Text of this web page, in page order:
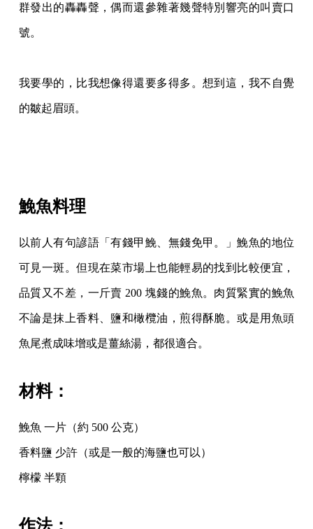
群發出的轟轟聲，偶而還參雜著幾聲特別響亮的叫賣口
號。
我要學的，比我想像得還要多得多。想到這，我不自覺
的皺起眉頭。
鮸魚料理
以前人有句諺語「有錢甲鮸、無錢免甲。」鮸魚的地位
可見一斑。但現在菜市場上也能輕易的找到比較便宜，
品質又不差，一斤賣 200 塊錢的鮸魚。肉質緊實的鮸魚
不論是抹上香料、鹽和橄欖油，煎得酥脆。或是用魚頭
魚尾煮成味增或是薑絲湯，都很適合。
材料：
鮸魚 一片（約 500 公克）
香料鹽 少許（或是一般的海鹽也可以）
檸檬 半顆
作法：